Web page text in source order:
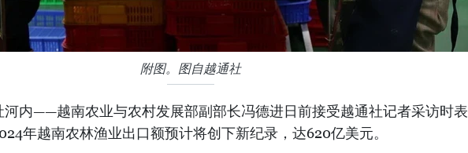
附图。图自越通社
河内——越南农业与农村发展部副部长冯德进日前接受越通社记者采访时表
年越南农林渔业出口额预计将创下新纪录，达620亿美元。